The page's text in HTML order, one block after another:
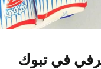
في تبوك